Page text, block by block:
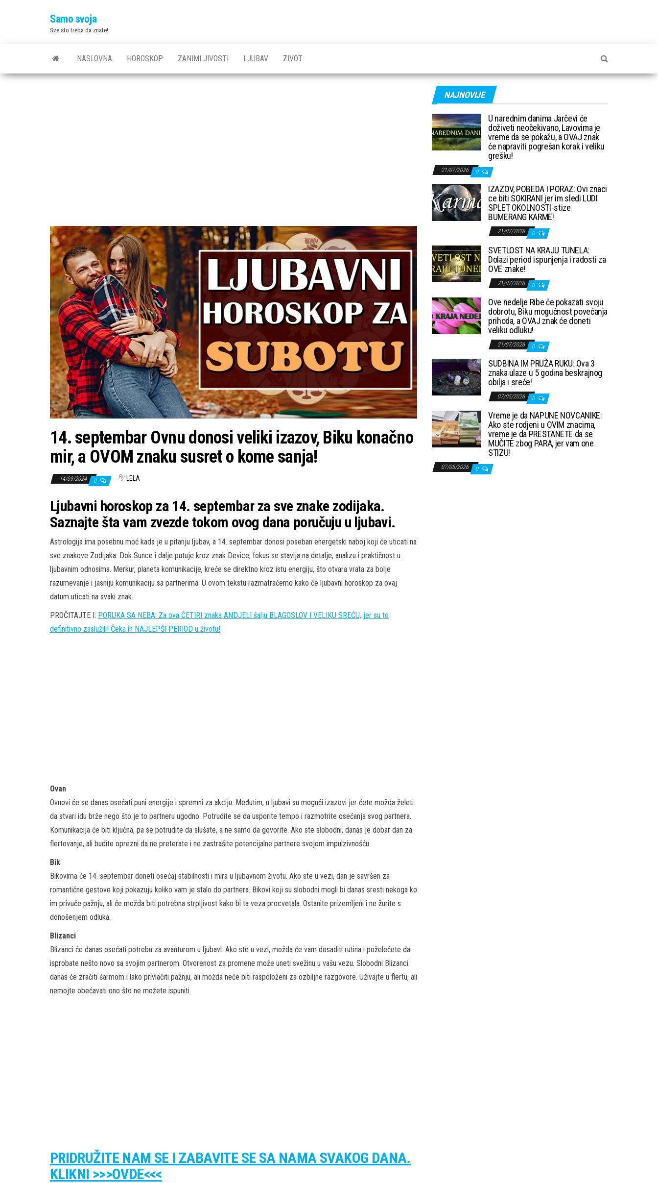
Samo svoja
Sve sto treba da znate!
NASLOVNA HOROSKOP ZANIMLJIVOSTI LJUBAV ZIVOT
14. septembar Ovnu donosi veliki izazov, Biku konačno
mir, a OVOM znaku susret o kome sanja!
14/09/2024 0 By LELA
Ljubavni horoskop za 14. septembar za sve znake zodijaka.
Saznajte šta vam zvezde tokom ovog dana poručuju u ljubavi.
Astrologija ima posebnu moć kada je u pitanju ljubav, a 14. septembar donosi poseban energetski naboj koji će uticati na
sve znakove Zodijaka. Dok Sunce i dalje putuje kroz znak Device, fokus se stavlja na detalje, analizu i praktičnost u
ljubavnim odnosima. Merkur, planeta komunikacije, kreće se direktno kroz istu energiju, što otvara vrata za bolje
razumevanje i jasniju komunikaciju sa partnerima. U ovom tekstu razmatraćemo kako će ljubavni horoskop za ovaj
datum uticati na svaki znak.
PROČITAJTE I: PORUKA SA NEBA: Za ova ČETIRI znaka ANDJELI šalju BLAGOSLOV I VELIKU SREĆU, jer su to
definitivno zaslužili! Čeka ih NAJLEPŠI PERIOD u životu!
Ovan
Ovnovi će se danas osećati puni energije i spremni za akciju. Međutim, u ljubavi su mogući izazovi jer ćete možda želeti
da stvari idu brže nego što je to partneru ugodno. Potrudite se da usporite tempo i razmotrite osećanja svog partnera.
Komunikacija će biti ključna, pa se potrudite da slušate, a ne samo da govorite. Ako ste slobodni, danas je dobar dan za
flertovanje, ali budite oprezni da ne preterate i ne zastrašite potencijalne partnere svojom impulzivnošću.
Bik
Bikovima će 14. septembar doneti osećaj stabilnosti i mira u ljubavnom životu. Ako ste u vezi, dan je savršen za
romantične gestove koji pokazuju koliko vam je stalo do partnera. Bikovi koji su slobodni mogli bi danas sresti nekoga ko
im privuče pažnju, ali će možda biti potrebna strpljivost kako bi ta veza procvetala. Ostanite prizemljeni i ne žurite s
donošenjem odluka.
Blizanci
Blizanci će danas osećati potrebu za avanturom u ljubavi. Ako ste u vezi, možda će vam dosaditi rutina i poželećete da
isprobate nešto novo sa svojim partnerom. Otvorenost za promene može uneti svežinu u vašu vezu. Slobodni Blizanci
danas će zračiti šarmom i lako privlačiti pažnju, ali možda neće biti raspoloženi za ozbiljne razgovore. Uživajte u flertu, ali
nemojte obećavati ono što ne možete ispuniti.
PRIDRUŽITE NAM SE I ZABAVITE SE SA NAMA SVAKOG DANA.
KLIKNI >>>OVDE<<<
NAJNOVIJE
U narednim danima Jarčevi će
doživeti neočekivano, Lavovima je
vreme da se pokažu, a OVAJ znak
će napraviti pogrešan korak i veliku
grešku!
21/07/2026 0
IZAZOV, POBEDA I PORAZ: Ovi znaci
ce biti SOKIRANI jer im sledi LUDI
SPLET OKOLNOSTI-stize
BUMERANG KARME!
21/07/2026 0
SVETLOST NA KRAJU TUNELA:
Dolazi period ispunjenja i radosti za
OVE znake!
21/07/2026 0
Ove nedelje Ribe će pokazati svoju
dobrotu, Biku mogućnost povećanja
prihoda, a OVAJ znak će doneti
veliku odluku!
21/07/2026 0
SUDBINA IM PRUŽA RUKU: Ova 3
znaka ulaze u 5 godina beskrajnog
obilja i sreće!
07/05/2026 0
Vreme je da NAPUNE NOVCANIKE:
Ako ste rodjeni u OVIM znacima,
vreme je da PRESTANETE da se
MUČITE zbog PARA, jer vam one
STIZU!
07/05/2026 0